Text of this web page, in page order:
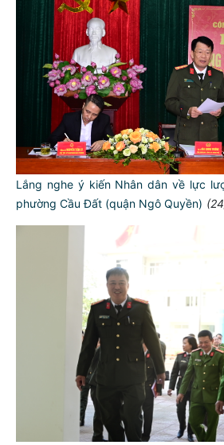
Lắng nghe ý kiến Nhân dân về lực
phường Cầu Đất (quận Ngô Quyền)